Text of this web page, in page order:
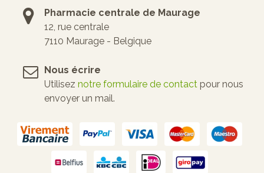
Pharmacie centrale de Maurage
12, rue centrale
7110 Maurage - Belgique
Nous écrire
Utilisez notre formulaire de contact pour nous
envoyer un mail.